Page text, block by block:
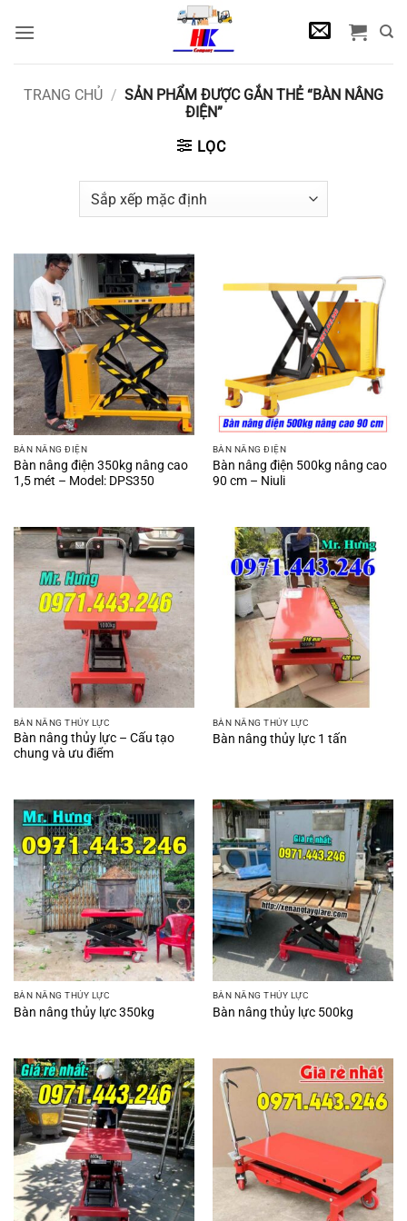
qua
TRANG CHỦ / SẢN PHẨM ĐƯỢC GẮN THẺ “BÀN NÂNG
ĐIỆN”
LỌC
BÀN NÂNG ĐIỆN
Bàn nâng điện 350kg nâng cao
1,5 mét – Model: DPS350
BÀN NÂNG ĐIỆN
Bàn nâng điện 500kg nâng cao
90 cm – Niuli
BÀN NÂNG THỦY LỰC
Bàn nâng thủy lực – Cấu tạo
chung và ưu điểm
BÀN NÂNG THỦY LỰC
Bàn nâng thủy lực 1 tấn
BÀN NÂNG THỦY LỰC
Bàn nâng thủy lực 350kg
BÀN NÂNG THỦY LỰC
Bàn nâng thủy lực 500kg